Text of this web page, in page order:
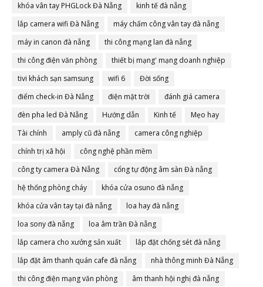
khóa vân tay PHGLock Đà Nẵng
kinh tế đà nẵng
lắp camera wifi Đà Nẵng
máy chấm công vân tay đà nẵng
máy in canon đà nẵng
thi công mạng lan đà nẵng
thi công điện văn phòng
thiết bị mạng' mạng doanh nghiệp
tivi khách sạn samsung
wifi 6
Đời sống
điểm check-in Đà Nẵng
điện mặt trời
đánh giá camera
đèn pha led Đà Nẵng
Hướng dẫn Kinh tế
Mẹo hay
Tài chính
amply cũ đà nẵng
camera công nghiệp
chính trị xã hội
công nghệ phần mềm
công ty camera Đà Nẵng
cổng tự động âm sàn Đà nẵng
hệ thống phòng cháy
khóa cửa osuno đà nẵng
khóa cửa vân tay tại đà nẵng
loa hay đà nẵng
loa sony đà nẵng
loa âm trần Đà nẵng
lắp camera cho xưởng sản xuất
lắp đặt chống sét đà nẵng
lắp đặt âm thanh quán cafe đà nẵng
nhà thông minh Đà Nẵng
thi công điện mạng văn phòng
âm thanh hội nghị đà nẵng